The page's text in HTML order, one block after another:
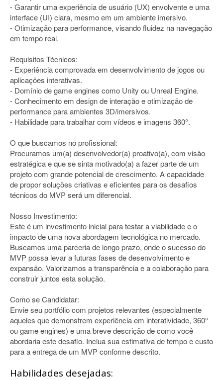
- Garantir uma experiência de usuário (UX) envolvente e uma
interface (UI) clara, mesmo em um ambiente imersivo.
- Otimização para performance, visando fluidez na navegação
em tempo real.
Requisitos Técnicos:
- Experiência comprovada em desenvolvimento de jogos ou
aplicações interativas.
- Domínio de game engines como Unity ou Unreal Engine.
- Conhecimento em design de interação e otimização de
performance para ambientes 3D/imersivos.
- Habilidade para trabalhar com vídeos e imagens 360°.
O que buscamos no profissional:
Procuramos um(a) desenvolvedor(a) proativo(a), com visão
estratégica e que se sinta motivado(a) a fazer parte de um
projeto com grande potencial de crescimento. A capacidade
de propor soluções criativas e eficientes para os desafios
técnicos do MVP será um diferencial.
Nosso Investimento:
Este é um investimento inicial para testar a viabilidade e o
impacto de uma nova abordagem tecnológica no mercado.
Buscamos uma parceria de longo prazo, onde o sucesso do
MVP possa levar a futuras fases de desenvolvimento e
expansão. Valorizamos a transparência e a colaboração para
construir juntos esta solução.
Como se Candidatar:
Envie seu portfólio com projetos relevantes (especialmente
aqueles que demonstrem experiência em interatividade, 360°
ou game engines) e uma breve descrição de como você
abordaria este desafio. Inclua sua estimativa de tempo e custo
para a entrega de um MVP conforme descrito.
Habilidades desejadas: